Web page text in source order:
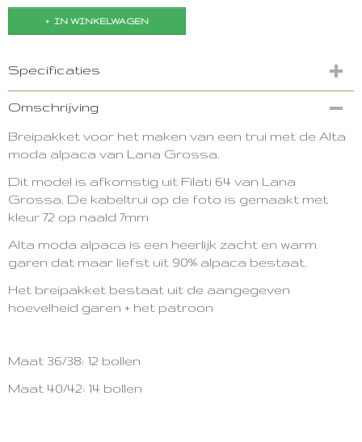
IN WINKELWAGEN
Specificaties
Omschrijving
Breipakket voor het maken van een trui met de Alta
moda alpaca van Lana Grossa.
Dit model is afkomstig uit Filati 64 van Lana
Grossa. De kabeltrui op de foto is gemaakt met
kleur 72 op naald 7mm
Alta moda alpaca is een heerlijk zacht en warm
garen dat maar liefst uit 90% alpaca bestaat.
Het breipakket bestaat uit de aangegeven
hoevelheid garen + het patroon
Maat 36/38: 12 bollen
Maat 40/42: 14 bollen